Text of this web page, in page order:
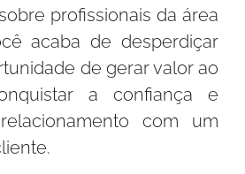
profissionais da área
acaba de desperdiçar
de gerar valor ao
a confiança e
com um